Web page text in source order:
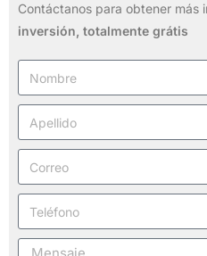
Contáctanos para obtener más
inversión, totalmente grátis